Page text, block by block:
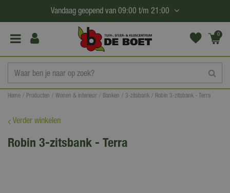
a
Home Producten Wonen & interieur Banken 3-zitsbank Robin 3-zitsbank - Terra
Vandaag geopend van 09:00 t/m 21:00
0
(€0,
Verder winkelen
Robin 3-zitsbank - Terra